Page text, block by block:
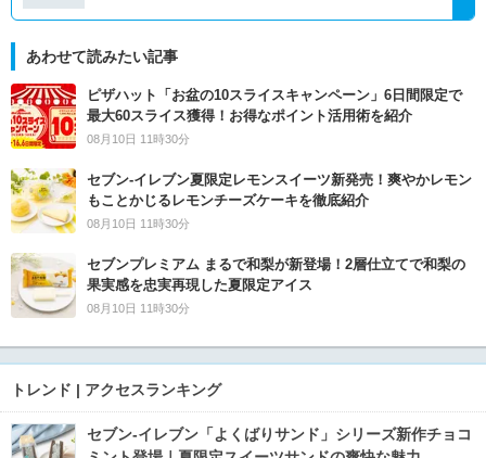
あわせて読みたい記事
ピザハット「お盆の10スライスキャンペーン」6日間限定で
最大60スライス獲得！お得なポイント活用術を紹介
08月10日 11時30分
セブン‐イレブン夏限定レモンスイーツ新発売！爽やかレモン
もことかじるレモンチーズケーキを徹底紹介
08月10日 11時30分
セブンプレミアム まるで和梨が新登場！2層仕立てで和梨の
果実感を忠実再現した夏限定アイス
08月10日 11時30分
トレンド | アクセスランキング
セブン‐イレブン「よくばりサンド」シリーズ新作チョコ